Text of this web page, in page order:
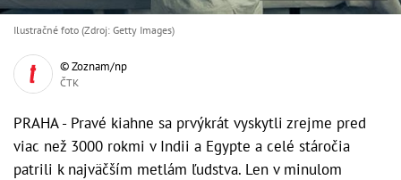
Ilustračné foto (Zdroj: Getty Images)
© Zoznam/np
ČTK
PRAHA - Pravé kiahne sa prvýkrát vyskytli zrejme pred
viac než 3000 rokmi v Indii a Egypte a celé stáročia
patrili k najväčším metlám ľudstva. Len v minulom